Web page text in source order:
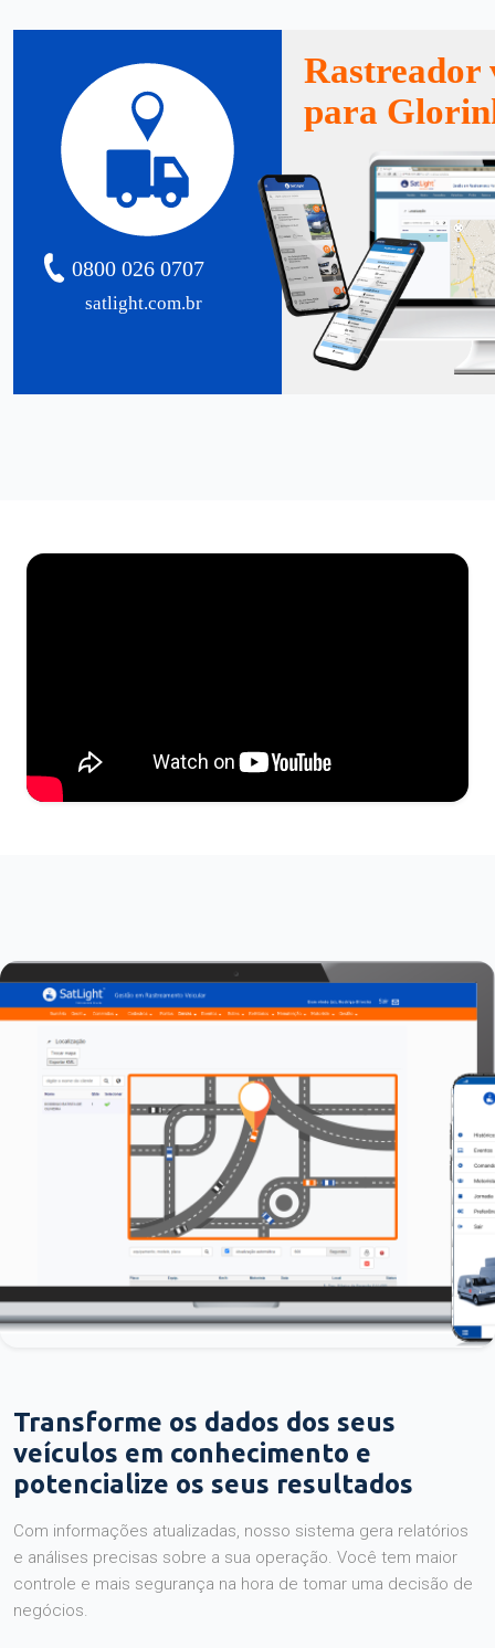
satlight.com.br
0800 026 0707
Rastreador
para
Transforme os dados dos seus
veículos em conhecimento e
potencialize os seus resultados
Com informações atualizadas, nosso sistema gera relatórios
e análises precisas sobre a sua operação. Você tem maior
controle e mais segurança na hora de tomar uma decisão de
negócios.